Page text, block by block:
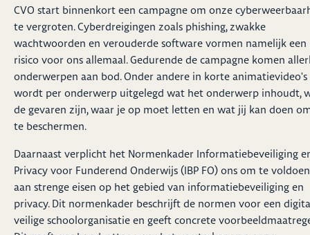
CVO start binnenkort een campagne om onze
te vergroten. Cyberdreigingen zoals phishing, zwakke
wachtwoorden en verouderde software vormen namelijk een
risico voor ons allemaal. Gedurende de campagne komen
onderwerpen aan bod. Onder andere in korte animatievideo's
wordt per onderwerp uitgelegd wat het onderwerp inhoudt,
de gevaren zijn, waar je op moet letten en wat jij kan doen
te beschermen.
Daarnaast verplicht het Normenkader Informatiebeveiliging
Privacy voor Funderend Onderwijs (IBP FO) ons om te voldoen
aan strenge eisen op het gebied van informatiebeveiliging en
privacy. Dit normenkader beschrijft de normen voor een
veilige schoolorganisatie en geeft concrete